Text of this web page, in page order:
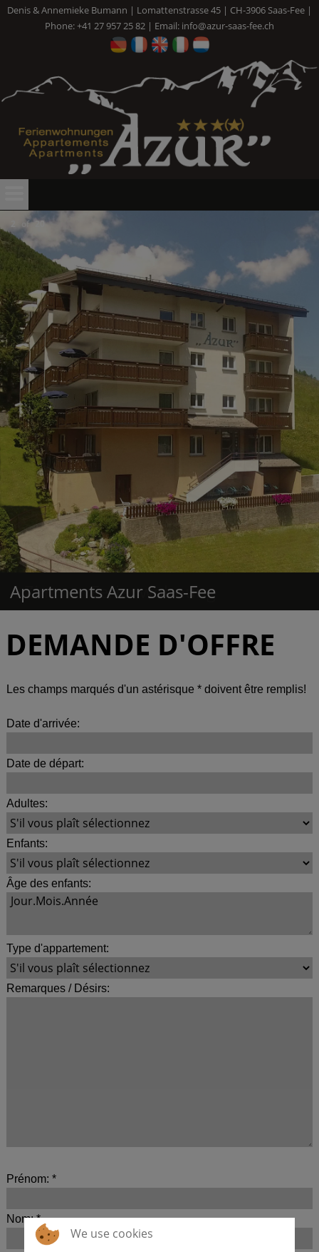
Denis & Annemieke Bumann | Lomattenstrasse 45 | CH-3906 Saas-Fee |
Phone: +41 27 957 25 82 | Email: info@azur-saas-fee.ch
Apartments Azur Saas-Fee
of 20
DEMANDE D'OFFRE
Les champs marqués d'un astérisque * doivent être remplis!
Date d'arrivée:
Date de départ:
Adultes:
Enfants:
Âge des enfants:
Type d'appartement:
Remarques / Désirs:
Prénom: *
Nom: *
We use cookies